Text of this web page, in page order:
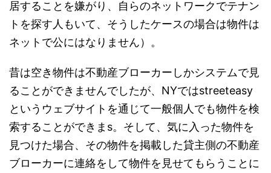
居することを嫌がり、自らのネットワークでテナン
トを探す人もいて、そうしたケースの場合は物件は
ネットで公にはなりません）。
昔は空き物件は不動産ブローカーしかシステムで見
ることができませんでしたが、NYではstreeteasy
というウェブサイトを通じて一般個人でも物件を検
索することができまs。そして、気に入った物件を
見つけた場合、その物件を掲載した貸主側の不動産
ブローカーに連絡をして物件を見せてもらうことに